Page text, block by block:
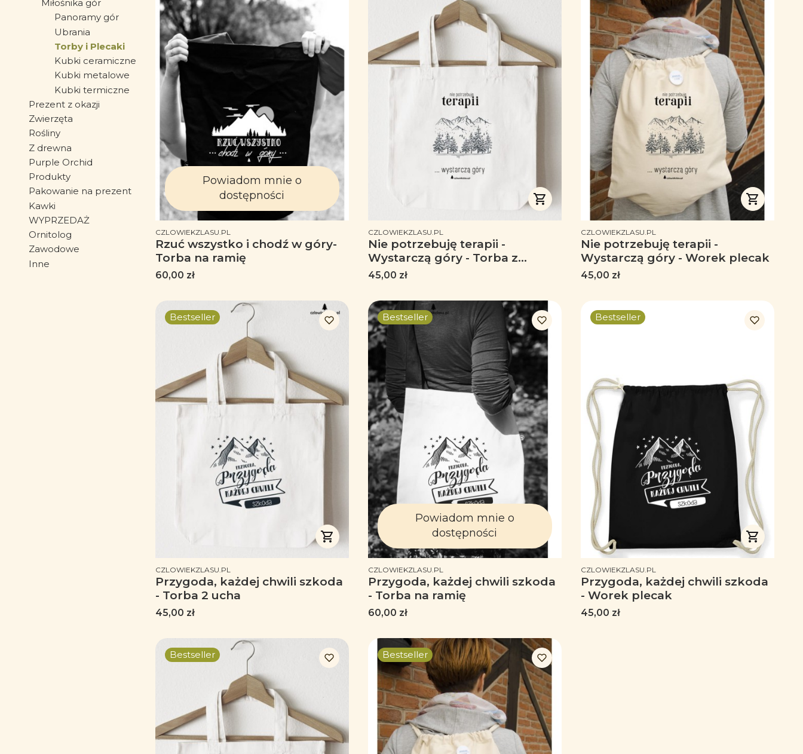
Miłośnika gór
Panoramy gór
Ubrania
Torby i Plecaki
Kubki ceramiczne
Kubki metalowe
Kubki termiczne
Prezent z okazji
Zwierzęta
Rośliny
Z drewna
Purple Orchid
Produkty
Pakowanie na prezent
Kawki
WYPRZEDAŻ
Ornitolog
Zawodowe
Inne
Powiadom mnie o
dostępności
PRODUCENT
CZLOWIEKZLASU.PL
Rzuć wszystko i chodź w góry-
Torba na ramię
Cena
60,00 zł
PRODUCENT
CZLOWIEKZLASU.PL
Nie potrzebuję terapii -
Wystarczą góry - Torba z
uchami
Cena
45,00 zł
PRODUCENT
CZLOWIEKZLASU.PL
Nie potrzebuję terapii -
Wystarczą góry - Worek plecak
Cena
45,00 zł
Bestseller
PRODUCENT
CZLOWIEKZLASU.PL
Przygoda, każdej chwili szkoda
- Torba 2 ucha
Cena
45,00 zł
Bestseller
Powiadom mnie o
dostępności
PRODUCENT
CZLOWIEKZLASU.PL
Przygoda, każdej chwili szkoda
- Torba na ramię
Cena
60,00 zł
Bestseller
PRODUCENT
CZLOWIEKZLASU.PL
Przygoda, każdej chwili szkoda
- Worek plecak
Cena
45,00 zł
Bestseller Bestseller